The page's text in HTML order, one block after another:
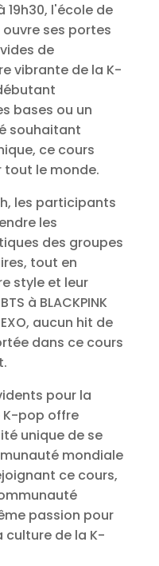
19h30, l'école de
ouvre ses portes
de
vibrante de la K-
bases ou un
souhaitant
ce cours
tout le monde.
les participants
les
des groupes
tout en
style et leur
à BLACKPINK
aucun hit de
dans ce cours
pour la
K-pop offre
unique de se
mondiale
ce cours,
passion pour
culture de la K-